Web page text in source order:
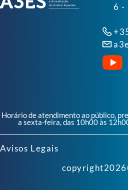
6 -
Horário de atendimento ao público,
a sexta-feira, das 10h00 às
Avisos Legais
copyright2026